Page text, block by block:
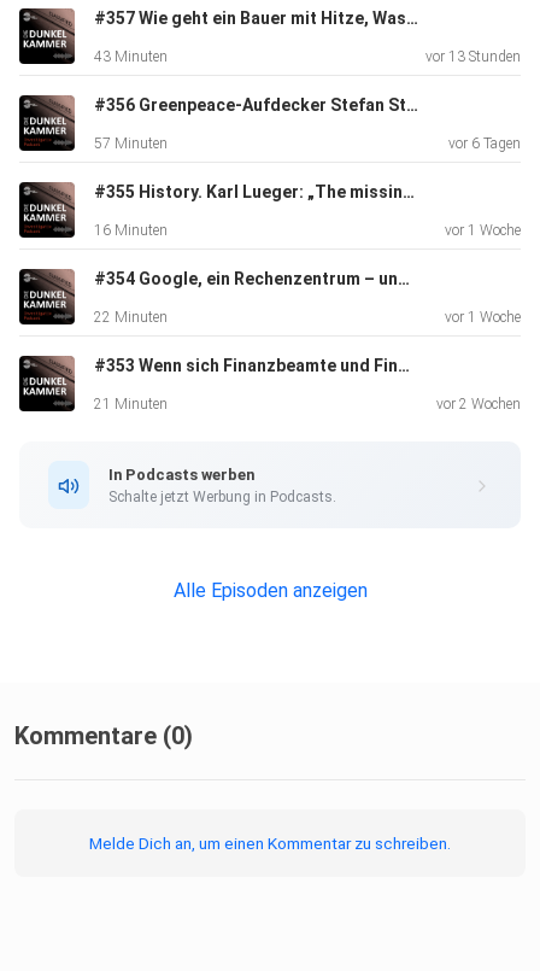
#357 Wie geht ein Bauer mit Hitze, Wassernot, Ernteausfällen um?
43 Minuten vor 13 Stunden
#356 Greenpeace-Aufdecker Stefan Stadler über den burgenländischen Asbest-Skandal
57 Minuten vor 6 Tagen
#355 History. Karl Lueger: „The missing image“
16 Minuten vor 1 Woche
#354 Google, ein Rechenzentrum – und (keine) Politik
22 Minuten vor 1 Woche
#353 Wenn sich Finanzbeamte und Finanzrichter vereinen
21 Minuten vor 2 Wochen
In Podcasts werben
Schalte jetzt Werbung in Podcasts.
Alle Episoden anzeigen
Kommentare (0)
Melde Dich an, um einen Kommentar zu schreiben.